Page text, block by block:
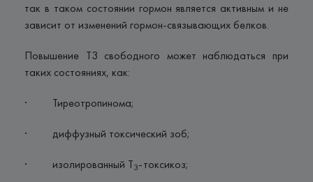
так в таком состоянии гормон является активным и не
зависит от изменений гормон-связывающих белков.
Повышение Т3 свободного может наблюдаться при
таких состояниях, как:
· Тиреотропинома;
· диффузный токсический зоб;
· изолированный Т3-токсикоз;